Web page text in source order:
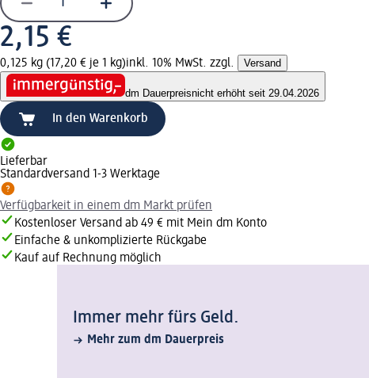
2,15 €
0,125 kg (17,20 € je 1 kg)inkl. 10% MwSt. zzgl. Versand
dm Dauerpreisnicht erhöht seit 29.04.2026
In den Warenkorb
Lieferbar
Standardversand 1-3 Werktage
Verfügbarkeit in einem dm Markt prüfen
Kostenloser Versand ab 49 € mit Mein dm Konto
Einfache & unkomplizierte Rückgabe
Kauf auf Rechnung möglich
Immer mehr fürs Geld.
Mehr zum dm Dauerpreis